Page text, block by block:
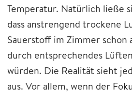
Temperatur. Natürlich ließe
dass anstrengend trockene
Sauerstoff im Zimmer schon
durch entsprechendes
würden. Die Realität sieht
aus. Vor allem, wenn der